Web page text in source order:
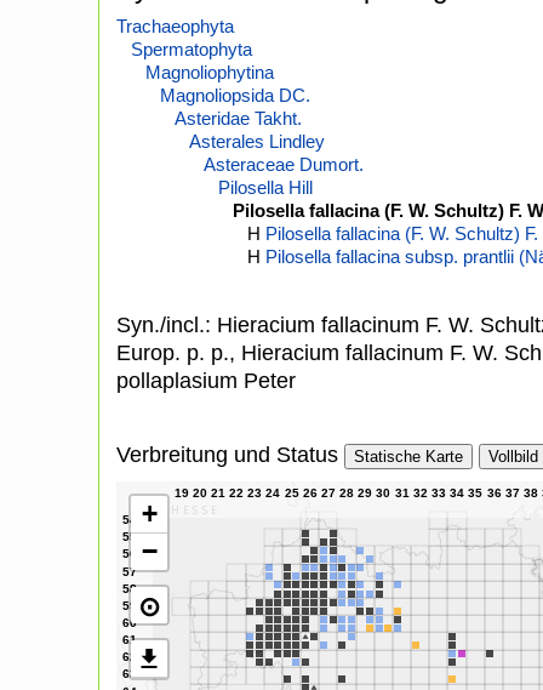
Trachaeophyta
Spermatophyta
Magnoliophytina
Magnoliopsida DC.
Asteridae Takht.
Asterales Lindley
Asteraceae Dumort.
Pilosella Hill
Pilosella fallacina (F. W. Schultz) F.
H Pilosella fallacina (F. W. Schultz)
H Pilosella fallacina subsp. prantlii
Syn./incl.: Hieracium fallacinum F. W.
Europ. p. p., Hieracium fallacinum F. W.
pollaplasium Peter
Verbreitung und Status Statische Karte Vollbild
+
−
⊙